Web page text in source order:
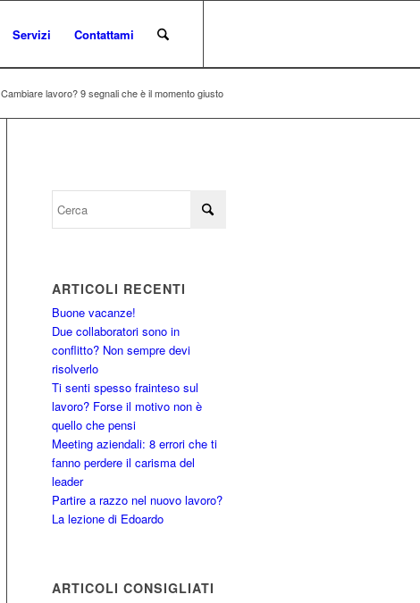
Servizi Contattami
Cambiare lavoro? 9 segnali che è il momento giusto
ARTICOLI RECENTI
Buone vacanze!
Due collaboratori sono in
conflitto? Non sempre devi
risolverlo
Ti senti spesso frainteso sul
lavoro? Forse il motivo non è
quello che pensi
Meeting aziendali: 8 errori che ti
fanno perdere il carisma del
leader
Partire a razzo nel nuovo lavoro?
La lezione di Edoardo
ARTICOLI CONSIGLIATI